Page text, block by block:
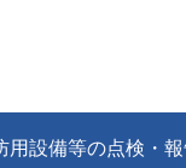
用設備等の点検・